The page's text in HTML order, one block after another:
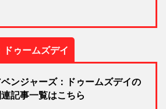
ゥームズデイ
ベンジャーズ：ドゥームズデイの
連記事一覧はこちら